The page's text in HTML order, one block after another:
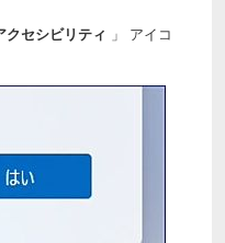
クセシビリティ 」 アイコ